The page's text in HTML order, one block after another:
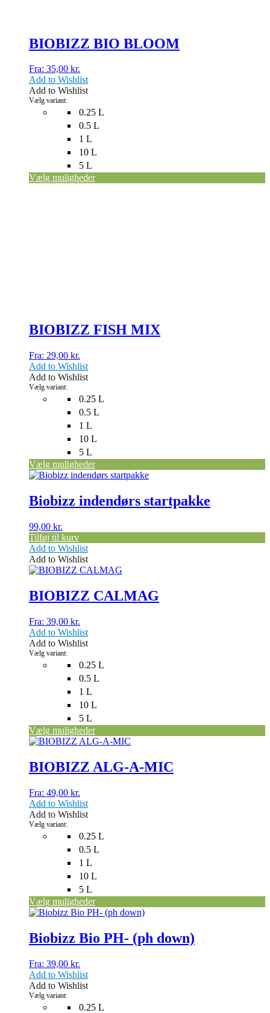
BIOBIZZ BIO BLOOM
Fra: 35,00 kr.
0.25 L
0.5 L
1 L
10 L
5 L
Vælg variant:
Vælg muligheder
Add to Wishlist
Add to Wishlist
BIOBIZZ FISH MIX
Fra: 29,00 kr.
0.25 L
0.5 L
1 L
10 L
5 L
Vælg variant:
Vælg muligheder
Add to Wishlist
Add to Wishlist
Biobizz indendørs startpakke
99,00 kr.
Tilføj til kurv
Add to Wishlist
Add to Wishlist
BIOBIZZ CALMAG
Fra: 39,00 kr.
0.25 L
0.5 L
1 L
10 L
5 L
Vælg variant:
Vælg muligheder
Dette
har
flere
Mulighederne
kan
vælges
på
varesiden
Add to Wishlist
Add to Wishlist
BIOBIZZ ALG-A-MIC
Fra: 49,00 kr.
0.25 L
0.5 L
1 L
10 L
5 L
Vælg variant:
Vælg muligheder
Dette
har
flere
Mulighederne
kan
vælges
på
varesiden
Add to Wishlist
Add to Wishlist
Biobizz Bio PH- (ph down)
Fra: 39,00 kr.
0.25 L
Vælg variant:
Dette
har
flere
Mulighederne
kan
vælges
på
varesiden
Add to Wishlist
Add to Wishlist